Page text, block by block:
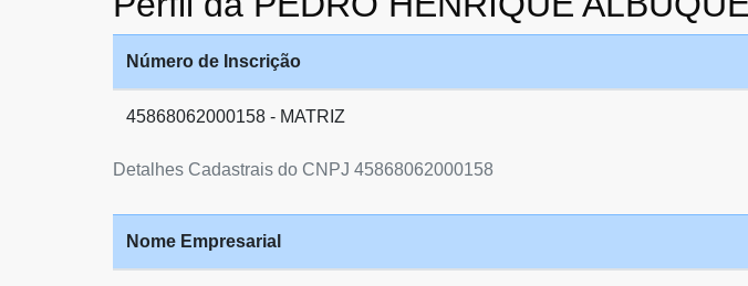
Detalhes Cadastrais do CNPJ 45868062000158
Número de Inscrição
45868062000158 - MATRIZ
Nome Empresarial